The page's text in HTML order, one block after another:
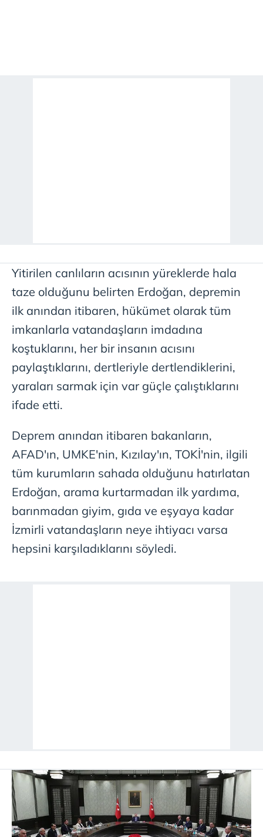
Yitirilen canlıların acısının yüreklerde hala
taze olduğunu belirten Erdoğan, depremin
ilk anından itibaren, hükümet olarak tüm
imkanlarla vatandaşların imdadına
koştuklarını, her bir insanın acısını
paylaştıklarını, dertleriyle dertlendiklerini,
yaraları sarmak için var güçle çalıştıklarını
ifade etti.
Deprem anından itibaren bakanların,
AFAD'ın, UMKE'nin, Kızılay'ın, TOKİ'nin, ilgili
tüm kurumların sahada olduğunu hatırlatan
Erdoğan, arama kurtarmadan ilk yardıma,
barınmadan giyim, gıda ve eşyaya kadar
İzmirli vatandaşların neye ihtiyacı varsa
hepsini karşıladıklarını söyledi.